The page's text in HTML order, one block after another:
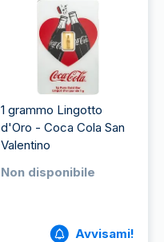
1 grammo Lingotto
d'Oro - Coca Cola San
Valentino
Non disponibile
Avvisami!